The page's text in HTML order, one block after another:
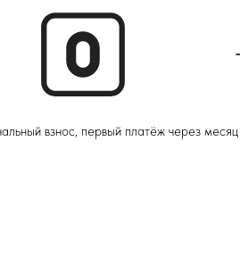
взнос, первый платёж через месяц